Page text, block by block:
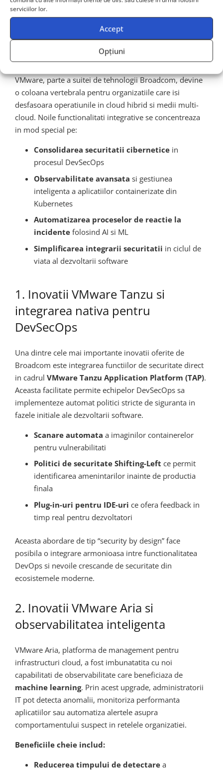
serviciilor lor.
Accept
Opțiuni
Ce aduce nou Broadcom
prin inovatiile VMware
pentru 2025?
VMware, parte a suitei de tehnologii Broadcom, devine
o coloana vertebrala pentru organizatiile care isi
desfasoara operatiunile in cloud hibrid si medii multi-
cloud. Noile functionalitati integrative se concentreaza
in mod special pe:
Consolidarea securitatii ciberneticein
procesul DevSecOps
Observabilitate avansata si gestiunea
inteligenta a aplicatiilor containerizate din
Kubernetes
Automatizarea proceselor de reactie la
incidentefolosind AI si ML
Simplificarea integrarii securitatii in ciclul de
viata al dezvoltarii software
1. Inovatii VMware Tanzu si
integrarea nativa pentru
DevSecOps
Una dintre cele mai importante inovatii oferite de
Broadcom este integrarea functiilor de securitate direct
in cadrul VMware Tanzu Application Platform (TAP).
Aceasta facilitate permite echipelor DevSecOps sa
implementeze automat politici stricte de siguranta in
fazele initiale ale dezvoltarii software.
Scanare automata a imaginilor containerelor
pentru vulnerabilitati
Politici de securitate Shifting-Left ce permit
identificarea amenintarilor inainte de productia
finala
Plug-in-uri pentru IDE-uri ce ofera feedback in
timp real pentru dezvoltatori
Aceasta abordare de tip “security by design” face
posibila o integrare armonioasa intre functionalitatea
DevOps si nevoile crescande de securitate din
ecosistemele moderne.
2. Inovatii VMware Aria si
observabilitatea inteligenta
VMware Aria, platforma de management pentru
infrastructuri cloud, a fost imbunatatita cu noi
capabilitati de observabilitate care beneficiaza de
machine learning. Prin acest upgrade, administratorii
IT pot detecta anomalii, monitoriza performanta
aplicatiilor sau automatiza alertele asupra
comportamentului suspect in retelele organizatiei.
Beneficiile cheie includ:
Reducerea timpului de detectarea